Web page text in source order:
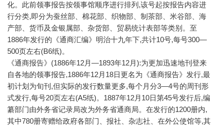
化。此前领事报告按领事馆顺序进行排列,该号起按报告内容进
行分类,即分为蚕丝部、棉花部、织物部、制茶部、米谷部、海
产部、货币及金银属部、杂货部、贸易统计表部等类别。至
1886年发行的《通商汇编》明治十九年下,共计10号,每号300—
500页左右(B6纸)。
《通商报告》(1886年12月—1893年12月):为更加迅速地刊登来
自各地的领事报告,1886年12月18日更名为《通商报告》发行,最
初计划为旬刊,但实际的发行数量更多,每个月分3—4号的周刊形
式发行,每号20页左右(A5纸)。1887年12月10日第45号发行后,编
纂部门由外务省记录局改为外务省通商局。在发行的1200册内,
其中780册寄赠给政府各部门、报社、杂志社、在外公使馆等,其